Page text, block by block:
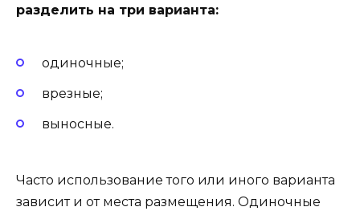
разделить на три варианта:
одиночные;
врезные;
выносные.
Часто использование того или иного варианта
зависит и от места размещения. Одиночные